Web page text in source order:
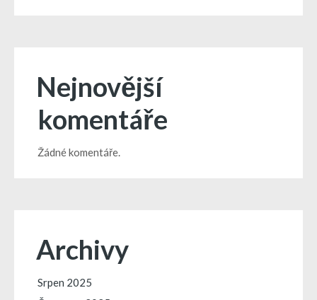
Nejnovější
komentáře
Žádné komentáře.
Archivy
Srpen 2025